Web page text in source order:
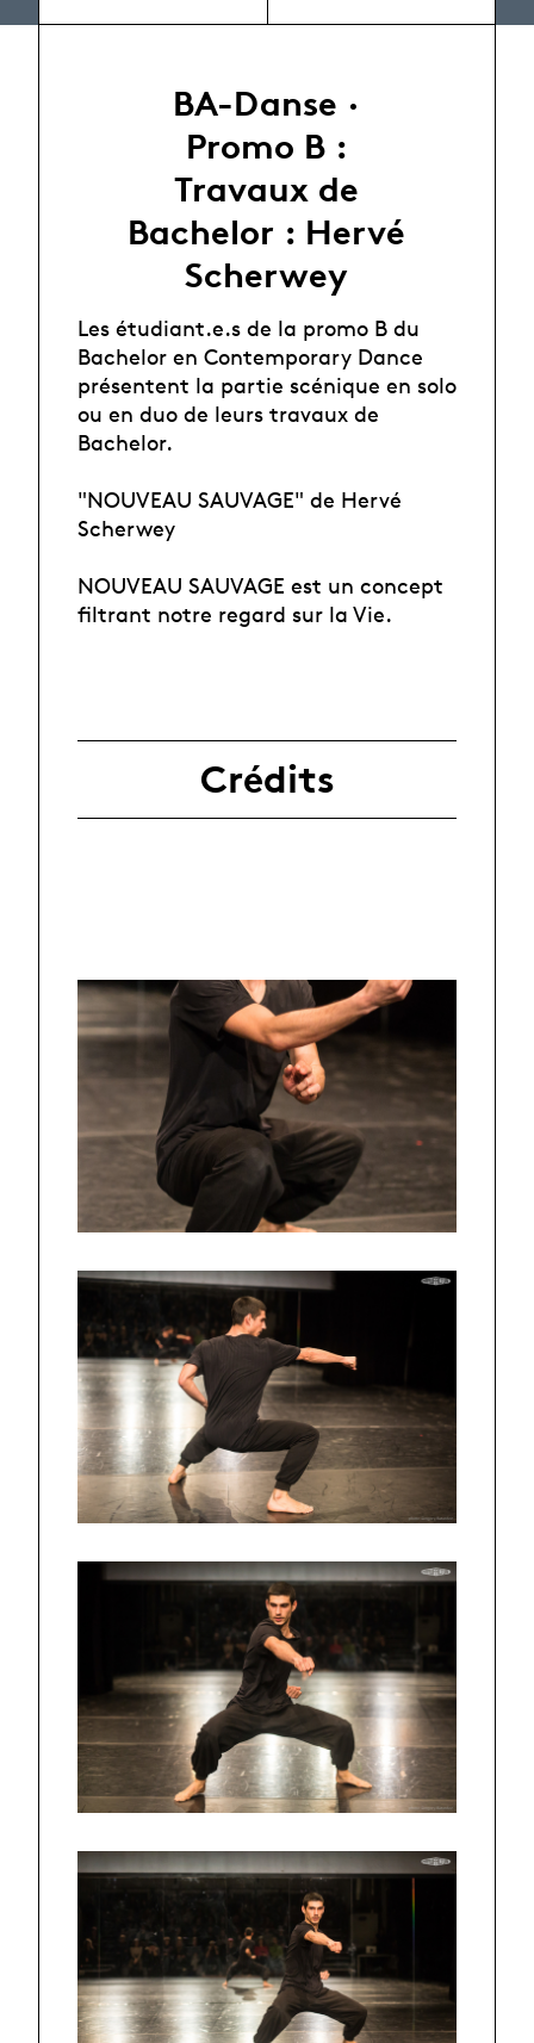
BA-Danse ·
Promo B :
Travaux de
Bachelor : Hervé
Scherwey
Les étudiant.e.s de la promo B du
Bachelor en Contemporary Dance
présentent la partie scénique en solo
ou en duo de leurs travaux de
Bachelor.
"NOUVEAU SAUVAGE" de Hervé
Scherwey
NOUVEAU SAUVAGE est un concept
filtrant notre regard sur la Vie.
Crédits